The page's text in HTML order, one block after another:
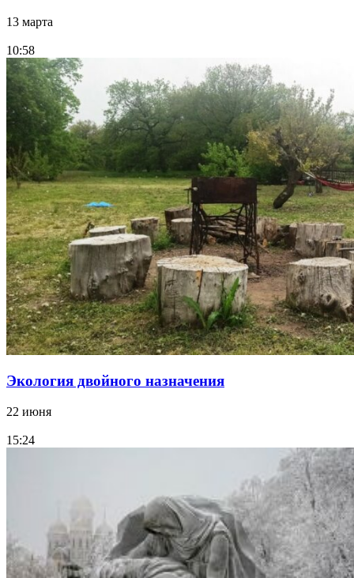
13 марта
10:58
Экология двойного назначения
22 июня
15:24